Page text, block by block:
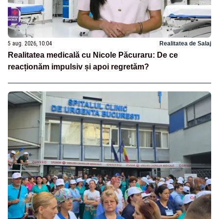
5 aug. 2026, 10:04 Realitatea de Salaj
Realitatea medicală cu Nicole Păcuraru: De ce
reacționăm impulsiv și apoi regretăm?